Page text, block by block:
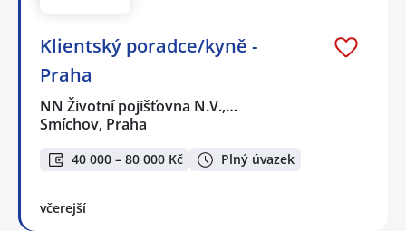
Klientský poradce/kyně -
Praha
NN Životní pojišťovna N.V.,…
Smíchov, Praha
40 000 – 80 000 Kč Plný úvazek
včerejší